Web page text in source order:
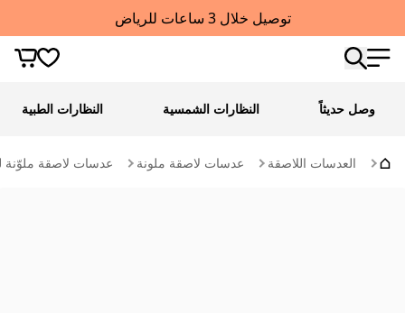
توصيل خلال 3 ساعات للرياض
وصل حديثاً النظارات الشمسية النظارات الطبية
العدسات اللاصقة عدسات لاصقة ملونة عدسات لاصقة ملوّنة